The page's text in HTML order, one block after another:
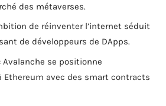
des métaverses.
de réinventer l’internet séduit
de développeurs de DApps.
: Avalanche se positionne
Ethereum avec des smart contracts